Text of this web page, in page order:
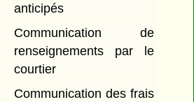
anticipés
Communication de
renseignements par le
courtier
Communication des frais